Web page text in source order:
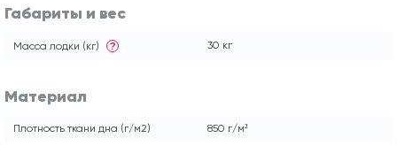
Габариты и вес
Масса лодки (кг) ? 30 кг
Материал
Плотность ткани дна (г/м2) 850 г/м²